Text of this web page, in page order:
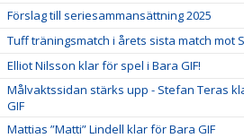
Förslag till seriesammansättning 2025
Tuff träningsmatch i årets sista match mot
Elliot Nilsson klar för spel i Bara GIF!
Målvaktssidan stärks upp - Stefan Teras
GIF
Mattias ”Matti” Lindell klar för Bara GIF